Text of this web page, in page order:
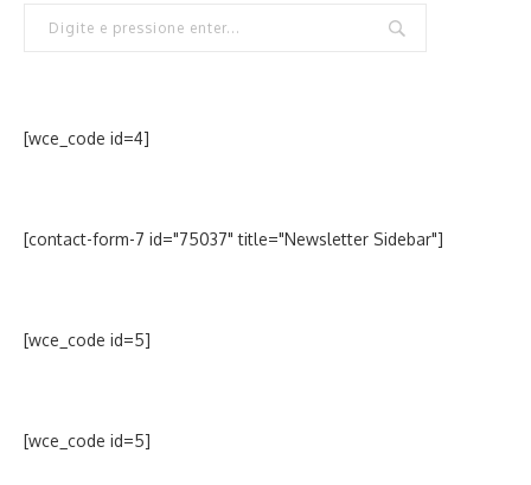
[wce_code id=4]
[contact-form-7 id="75037" title="Newsletter Sidebar"]
[wce_code id=5]
[wce_code id=5]